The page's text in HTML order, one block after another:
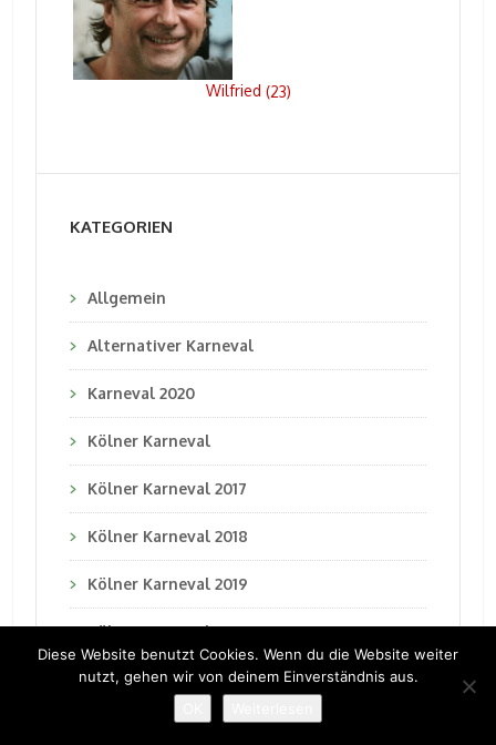
Wilfried (23)
KATEGORIEN
Allgemein
Alternativer Karneval
Karneval 2020
Kölner Karneval
Kölner Karneval 2017
Kölner Karneval 2018
Kölner Karneval 2019
Kölner Karneval 2021
Kölner Karneval 2022
Kölner Karneval 2023
Diese Website benutzt Cookies. Wenn du die Website weiter
nutzt, gehen wir von deinem Einverständnis aus.